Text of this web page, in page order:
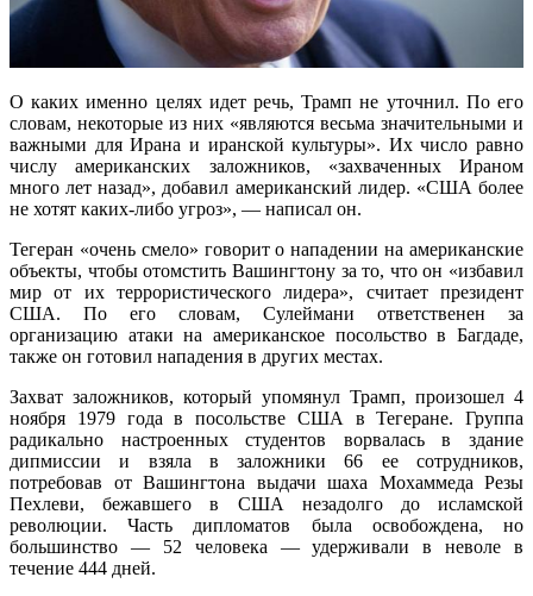
О каких именно целях идет речь, Трамп не уточнил. По его
словам, некоторые из них «являются весьма значительными и
важными для Ирана и иранской культуры». Их число равно
числу американских заложников, «захваченных Ираном
много лет назад», добавил американский лидер. «США более
не хотят каких-либо угроз», — написал он.
Тегеран «очень смело» говорит о нападении на американские
объекты, чтобы отомстить Вашингтону за то, что он «избавил
мир от их террористического лидера», считает президент
США. По его словам, Сулеймани ответственен за
организацию атаки на американское посольство в Багдаде,
также он готовил нападения в других местах.
Захват заложников, который упомянул Трамп, произошел 4
ноября 1979 года в посольстве США в Тегеране. Группа
радикально настроенных студентов ворвалась в здание
дипмиссии и взяла в заложники 66 ее сотрудников,
потребовав от Вашингтона выдачи шаха Мохаммеда Резы
Пехлеви, бежавшего в США незадолго до исламской
революции. Часть дипломатов была освобождена, но
большинство — 52 человека — удерживали в неволе в
течение 444 дней.